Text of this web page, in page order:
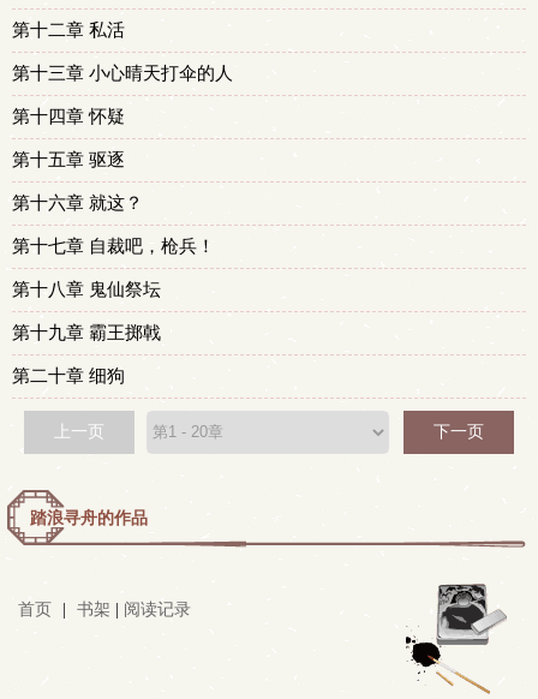
第十二章 私活
第十三章 小心晴天打伞的人
第十四章 怀疑
第十五章 驱逐
第十六章 就这？
第十七章 自裁吧，枪兵！
第十八章 鬼仙祭坛
第十九章 霸王掷戟
第二十章 细狗
上一页 下一页
踏浪寻舟的作品
首页 书架 阅读记录